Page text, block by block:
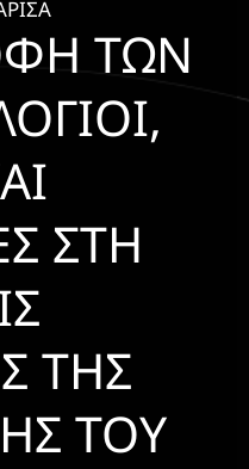
ΤΩΝ
ΣΤΗ
ΤΗΣ
ΤΟΥ